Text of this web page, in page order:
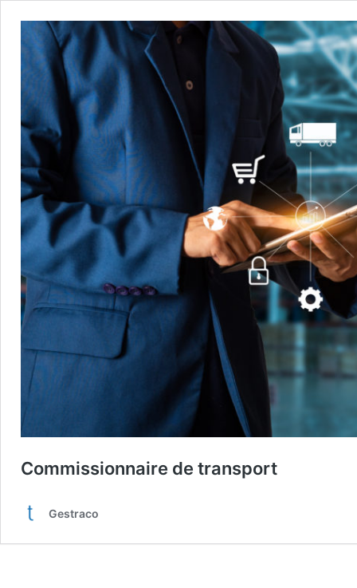
Commissionnaire de transport
Gestraco